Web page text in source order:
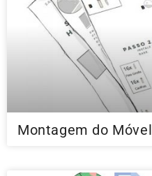
Montagem do Móvel